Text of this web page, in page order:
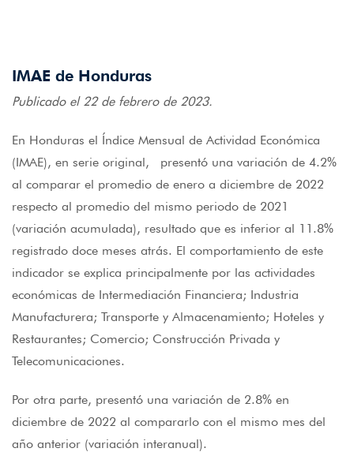
IMAE de Honduras
Publicado el 22 de febrero de 2023.
En Honduras el Índice Mensual de Actividad Económica
(IMAE), en serie original, presentó una variación de 4.2%
al comparar el promedio de enero a diciembre de 2022
respecto al promedio del mismo periodo de 2021
(variación acumulada), resultado que es inferior al 11.8%
registrado doce meses atrás. El comportamiento de este
indicador se explica principalmente por las actividades
económicas de Intermediación Financiera; Industria
Manufacturera; Transporte y Almacenamiento; Hoteles y
Restaurantes; Comercio; Construcción Privada y
Telecomunicaciones.
Por otra parte, presentó una variación de 2.8% en
diciembre de 2022 al compararlo con el mismo mes del
año anterior (variación interanual).